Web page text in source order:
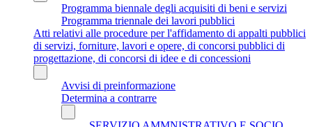
Programma biennale degli acquisiti di beni e servizi
Programma triennale dei lavori pubblici
Atti relativi alle procedure per l'affidamento di appalti pubblici
di servizi, forniture, lavori e opere, di concorsi pubblici di
progettazione, di concorsi di idee e di concessioni
Avvisi di preinformazione
Determina a contrarre